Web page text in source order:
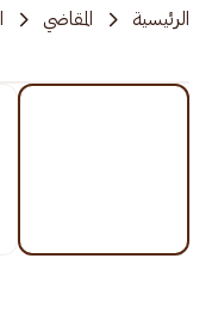
الرئيسية المقاضي